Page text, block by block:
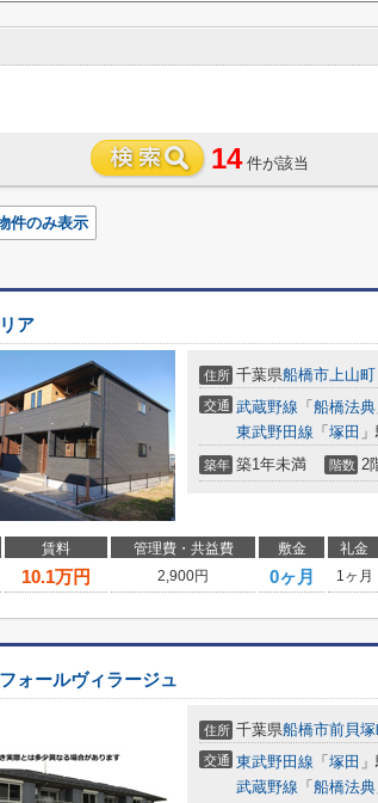
14 件が該当
件のみ表示
ア
住所 千葉県船橋市上山町
交通 武蔵野線 「 船橋法典
東武野田線 「 塚田
築年 築1年未満 階数 2
賃料 管理費・共益費 敷金 礼金
10.1万円 2,900円 0ヶ月 1ヶ月
ォールヴィラージュ
住所 千葉県船橋市前貝
交通 東武野田線 「 塚田
武蔵野線 「 船橋法典